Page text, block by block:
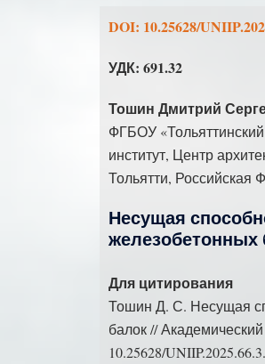
DOI: 10.25628/
УДК: 691.32
Тошин Дмитрий
ФГБОУ
институт, Центр
Тольятти, Российская
Несущая
железобетонных
Для цитирования
Тошин Д. С. Несущая
балок //
10.25628/